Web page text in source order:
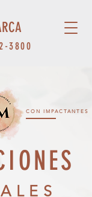
3800
CON IMPACTANTES